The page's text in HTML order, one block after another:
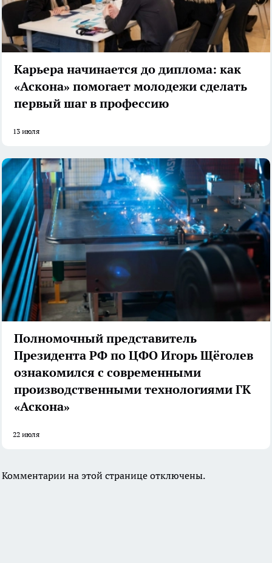
Карьера начинается до диплома: как
«Аскона» помогает молодежи сделать
первый шаг в профессию
13 июля
Полномочный представитель
Президента РФ по ЦФО Игорь Щёголев
ознакомился с современными
производственными технологиями ГК
«Аскона»
22 июля
Комментарии на этой странице отключены.